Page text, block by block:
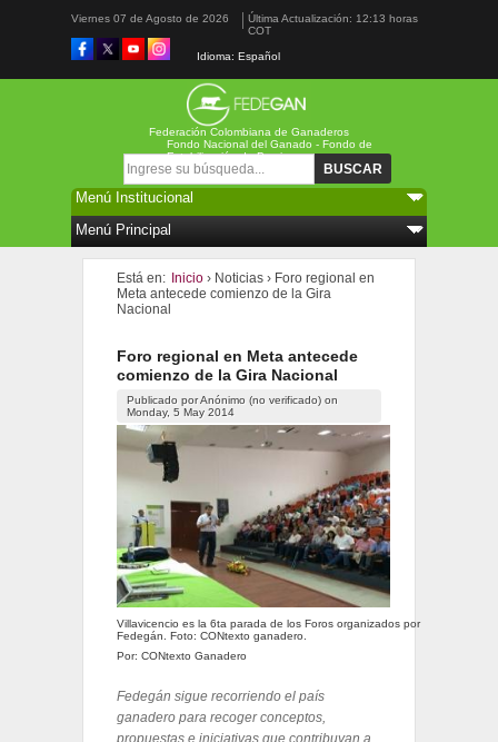
Viernes 07 de Agosto de 2026
Última Actualización: 12:13 horas
COT
Idioma: Español
Federación Colombiana de Ganaderos
Formulario de búsqueda
Fondo Nacional del Ganado - Fondo de
Estabilización de Precios
Está en: Inicio › Noticias › Foro regional en
Meta antecede comienzo de la Gira
Nacional
Foro regional en Meta antecede
comienzo de la Gira Nacional
Publicado porAnónimo (no verificado)on
Monday, 5 May 2014
Villavicencio es la 6ta parada de los Foros organizados por
Fedegán. Foto: CONtexto ganadero.
Por: CONtexto Ganadero
Fedegán sigue recorriendo el país
ganadero para recoger conceptos,